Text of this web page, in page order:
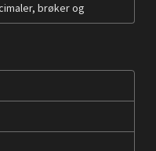
brøker og